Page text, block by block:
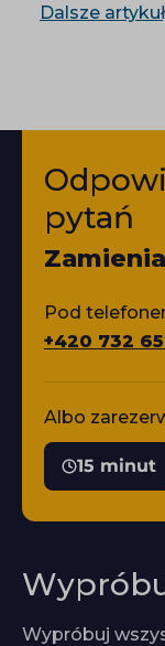
Dalsze
pytań
Pod
+420 732
Albo
15 minut
Wypróbuj